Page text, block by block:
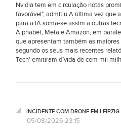
Nvidia tem em circulação notas
favorável", admitiu.A última vez que
para a IA soma-se assim a outras
Alphabet, Meta e Amazon, em
que apresentam também as
segundo os seus mais recentes
Tech' emitiram dívida de cem mil
INCIDENTE COM DRONE EM
05/08/2026 23:15